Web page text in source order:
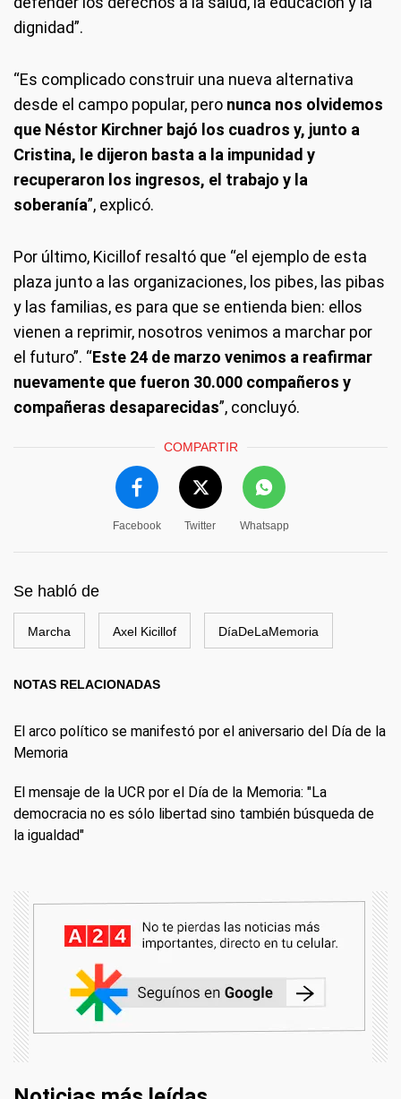
dignidad”.
“Es complicado construir una nueva alternativa
desde el campo popular, pero nunca nos olvidemos
que Néstor Kirchner bajó los cuadros y, junto a
Cristina, le dijeron basta a la impunidad y
recuperaron los ingresos, el trabajo y la
soberanía”, explicó.
Por último, Kicillof resaltó que “el ejemplo de esta
plaza junto a las organizaciones, los pibes, las pibas
y las familias, es para que se entienda bien: ellos
vienen a reprimir, nosotros venimos a marchar por
el futuro”. “Este 24 de marzo venimos a reafirmar
nuevamente que fueron 30.000 compañeros y
compañeras desaparecidas”, concluyó.
COMPARTIR
Facebook Twitter Whatsapp
Se habló de
Marcha Axel Kicillof DíaDeLaMemoria
NOTAS RELACIONADAS
El arco político se manifestó por el aniversario del Día de la
Memoria
El mensaje de la UCR por el Día de la Memoria: "La
democracia no es sólo libertad sino también búsqueda de
la igualdad"